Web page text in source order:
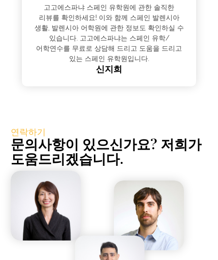
고고에스파냐 스페인 유학원에 관한 솔직한
리뷰를 확인하세요! 이와 함께 스페인 발렌시아
생활, 발렌시아 어학원에 관한 정보도 확인하실 수
있습니다. 고고에스파냐는 스페인 유학/
어학연수를 무료로 상담해 드리고 도움을 드리고
있는 스페인 유학원입니다.
신지희
연락하기
문의사항이 있으신가요? 저희가
도움드리겠습니다.